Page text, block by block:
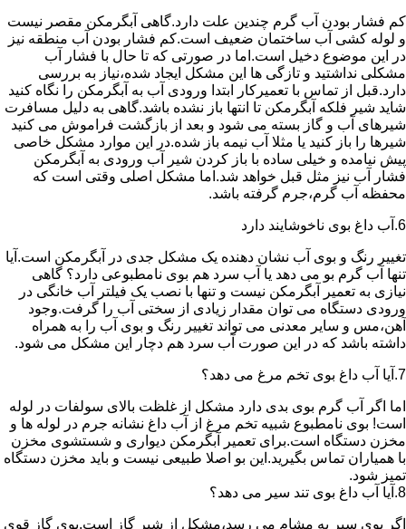
کم فشار بودن آب گرم چندین علت دارد.گاهی آبگرمکن مقصر نیست
و لوله کشی آب ساختمان ضعیف است.کم فشار بودن آب منطقه نیز
در این موضوع دخیل است.اما در صورتی که تا حال با فشار آب
مشکلی نداشتید و تازگی ها این مشکل ایجاد شده،نیاز به بررسی
دارد.قبل از تماس با تعمیرکار ابتدا ورودی آب به آبگرمکن را نگاه کنید
شاید شیر فلکه آبگرمکن تا انتها باز نشده باشد.گاهی به دلیل مسافرت
شیرهای آب و گاز بسته می شود و بعد از بازگشت فراموش می کنید
شیرها را باز کنید یا مثلا آب نیمه باز شده.در این موارد مشکل خاصی
پیش نیامده و خیلی ساده با باز کردن شیر آب ورودی به آبگرمکن
فشار آب نیز مثل قبل خواهد شد.اما مشکل اصلی وقتی است که
محفظه آب گرم،جرم گرفته باشد.
6.آب داغ بوی ناخوشایند دارد
تغییر رنگ و بوی آب نشان دهنده یک مشکل جدی در آبگرمکن است.آیا
تنها آب گرم بو می دهد یا آب سرد هم بوی نامطبوعی دارد؟ گاهی
نیازی به تعمیر آبگرمکن نیست و تنها با نصب یک فیلتر آب خانگی در
ورودی دستگاه می توان مقدار زیادی از سختی آب را گرفت.وجود
آهن،مس و سایر معدنی می تواند تغییر رنگ و بوی آب را به همراه
داشته باشد که در این صورت آب سرد هم دچار این مشکل می شود.
7.آیا آب داغ بوی تخم مرغ می دهد؟
اما اگر آب گرم بوی بدی دارد مشکل از غلظت بالای سولفات در لوله
است! بوی نامطبوع شبیه تخم مرغ از آب داغ نشانه جرم در لوله ها و
مخزن دستگاه است.برای تعمیر آبگرمکن دیواری و شستشوی مخزن
با همیاران تماس بگیرید.این بو اصلا طبیعی نیست و باید مخزن دستگاه
تمیز شود.
8.آیا آب داغ بوی تند سیر می دهد؟
اگر بوی سیر به مشام می رسد،مشکل از شیر گاز است.بوی گاز قوی